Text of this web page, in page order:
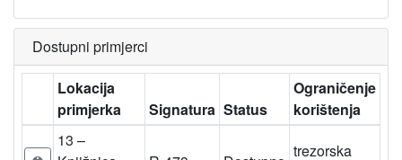
Dostupni primjerci
Lokacija
primjerka
Signatura Status
Ograničenje
korištenja
13 –
trezorska